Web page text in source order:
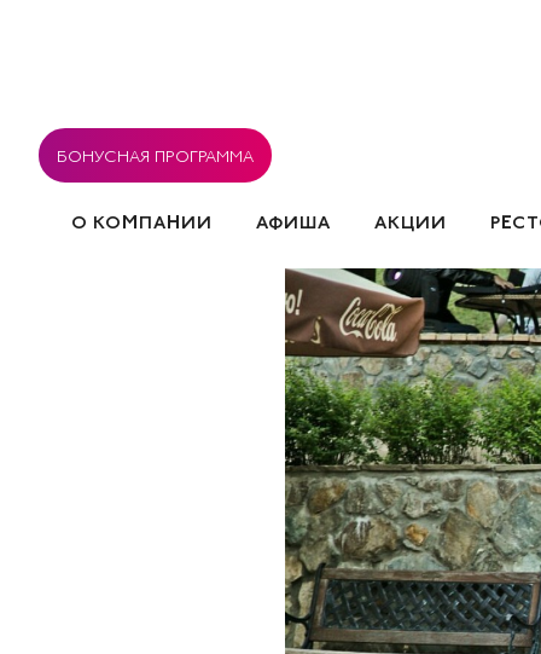
БОНУСНАЯ ПРОГРАММА
О КОМПАНИИ АФИША АКЦИИ
СОГЛАСИЕ НА
ПОЛИТИКА ИСПОЛЬЗОВАНИЯ
РЕСТОРАНЫ СОБЫТИЯ